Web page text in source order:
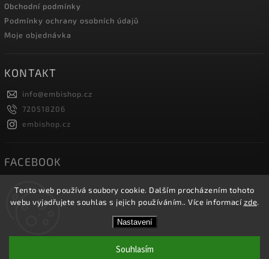
Tento web používá soubory cookie. Dalším procházením tohoto
webu vyjadřujete souhlas s jejich používáním.. Více informacízde.
Nastavení
Souhlasím
Obchodní podmínky
Podmínky ochrany osobních údajů
Moje objednávka
KONTAKT
info@embishop.cz
720518206
embishop.cz
FACEBOOK
Embishop.cz. Všechna práva vyhrazena.
Shoptet| DesignShoptak.cz.